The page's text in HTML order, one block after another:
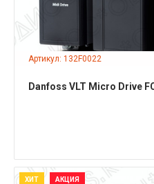
Артикул: 132F0022
Danfoss VLT Micro Drive
ХИТ АКЦИЯ